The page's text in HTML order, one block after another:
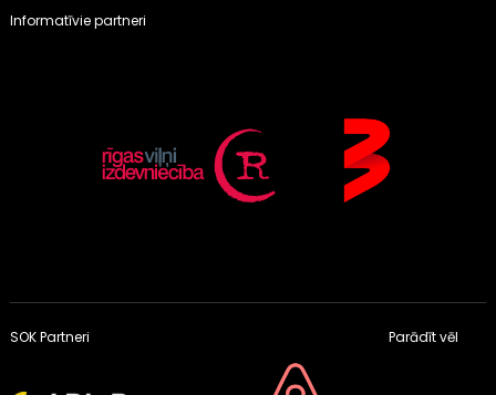
Informatīvie partneri
SOK Partneri Parādīt vēl